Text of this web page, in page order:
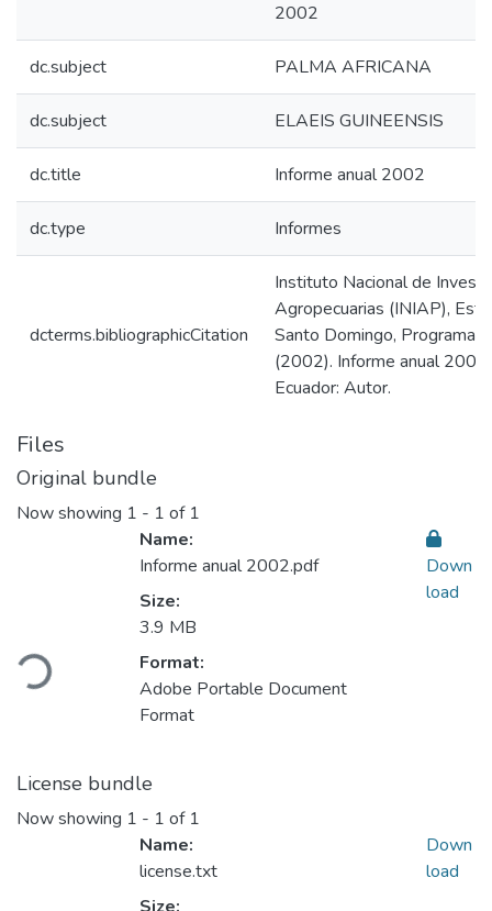
2002
dc.subject PALMA AFRICANA
dc.subject ELAEIS GUINEENSIS
dc.title Informe anual 2002
dc.type Informes
dcterms.bibliographicCitation
Instituto Nacional de
Agropecuarias (INIAP),
Santo Domingo, Programa
(2002). Informe anual
Ecuador: Autor.
Files
Original bundle
Now showing 1 - 1 of 1
Name:
Informe anual 2002.pdf
Size:
3.9 MB
Format:
Adobe Portable Document
Format
Down
load
License bundle
Now showing 1 - 1 of 1
Name:
license.txt
Down
load